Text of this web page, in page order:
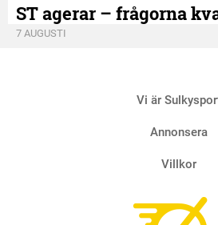
ST agerar – frågorna
7 AUGUSTI
Vi är
Annonsera
Villkor